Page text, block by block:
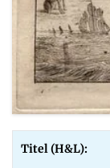
Titel (H&L):